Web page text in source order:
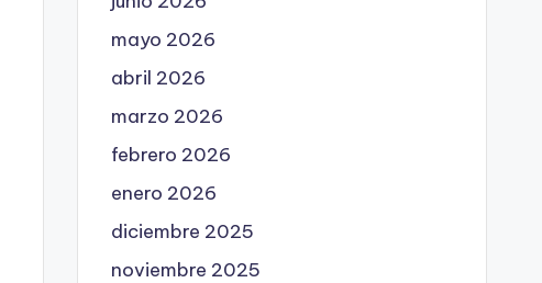
mayo 2026
abril 2026
marzo 2026
febrero 2026
enero 2026
diciembre 2025
noviembre 2025